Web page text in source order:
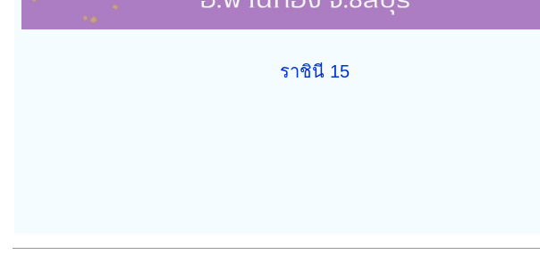
ราชินี 15